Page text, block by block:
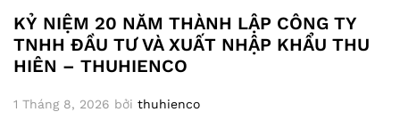
KỶ NIỆM 20 NĂM THÀNH LẬP CÔNG TY
TNHH ĐẦU TƯ VÀ XUẤT NHẬP KHẨU THU
HIÊN – THUHIENCO
1 Tháng 8, 2026 bởi thuhienco